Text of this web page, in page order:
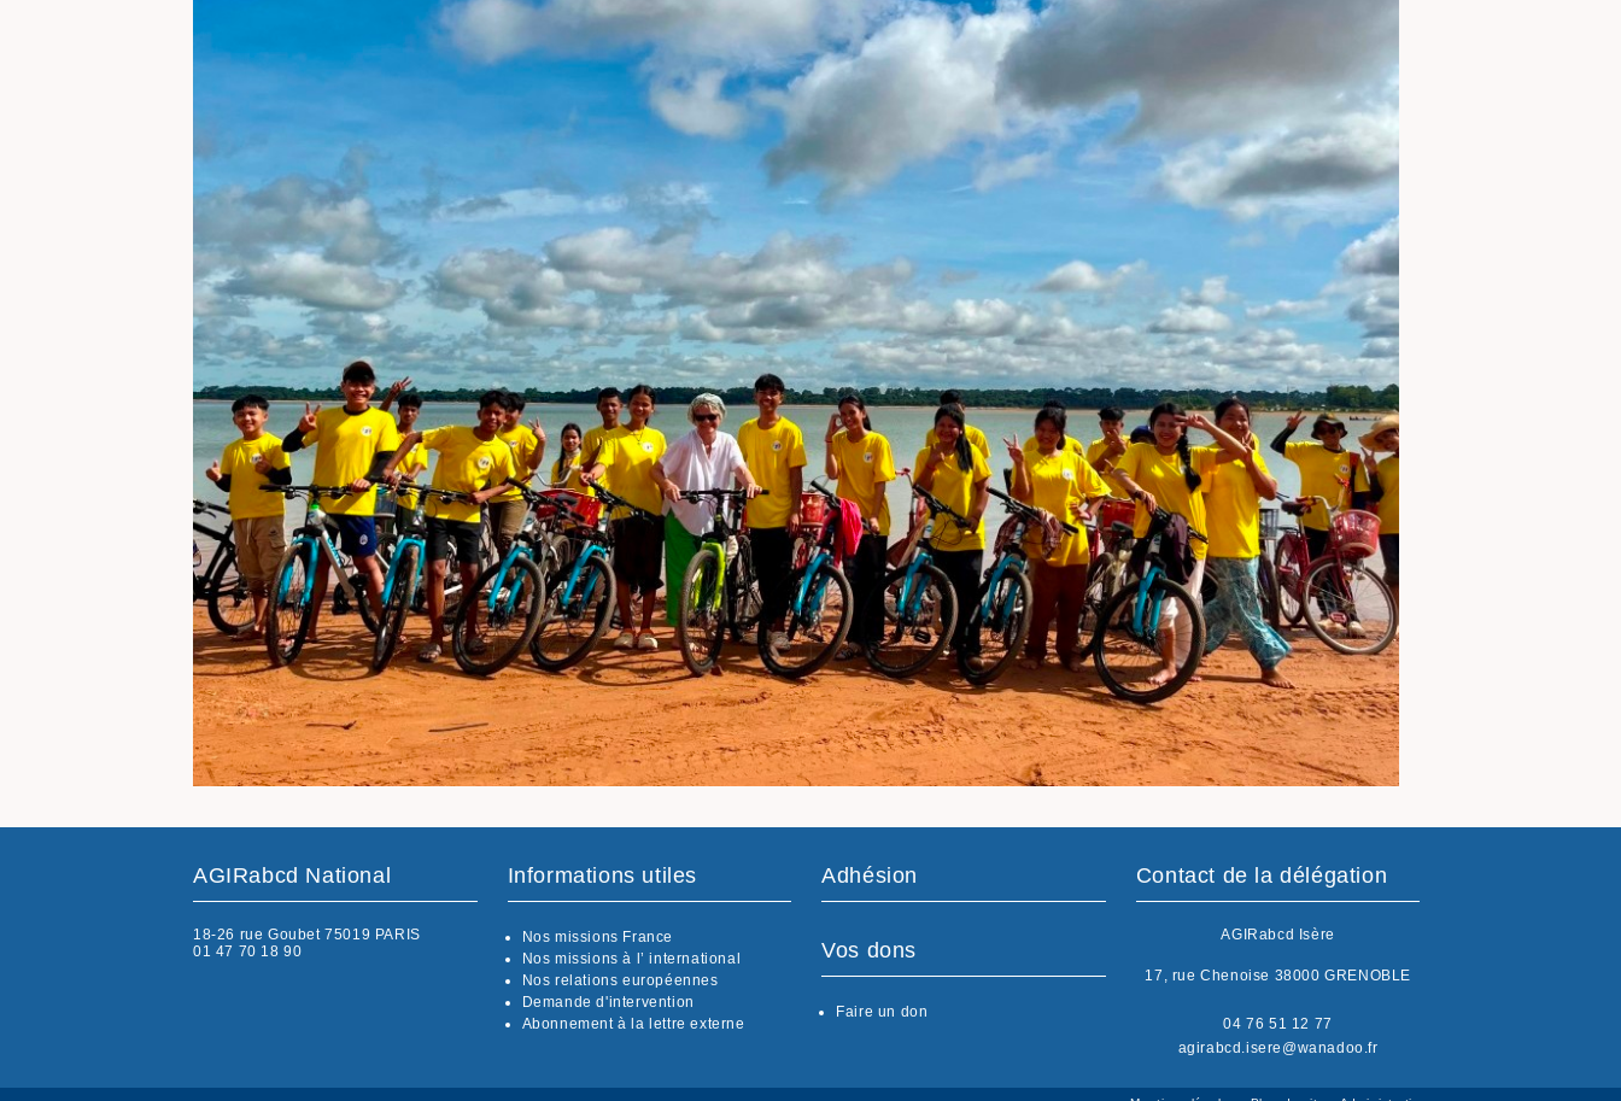
AGIRabcd National
18-26 rue Goubet 75019 PARIS
01 47 70 18 90
Informations utiles
Nos missions France
Nos missions à l’ international
Nos relations européennes
Demande d'intervention
Abonnement à la lettre externe
Adhésion
Vos dons
Faire un don
Contact de la délégation
AGIRabcd Isère
17, rue Chenoise 38000 GRENOBLE
04 76 51 12 77
agirabcd.isere@wanadoo.fr